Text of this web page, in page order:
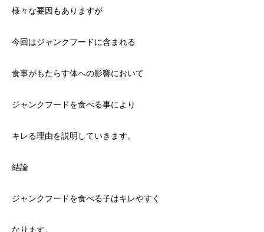
様々な要因もありますが
今回はジャンクフードに含まれる
食事がもたらす体への影響において
ジャンクフードを食べる事により
キレる理由を説明していきます。
結論
ジャンクフードを食べる子はキレやすく
なります。